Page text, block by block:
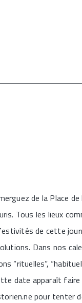
de la Place
Tous les lieux
de cette
Dans nos
“rituelles”,
date apparaît faire
pour tenter